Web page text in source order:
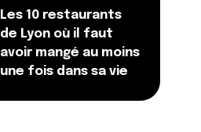
Les 10 restaurants
de Lyon où il faut
avoir mangé au moins
une fois dans sa vie